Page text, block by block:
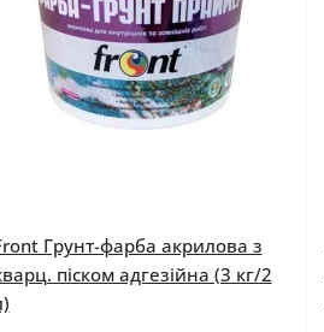
Грунт-фарба акрилова з
піском адгезійна (3 кг/2